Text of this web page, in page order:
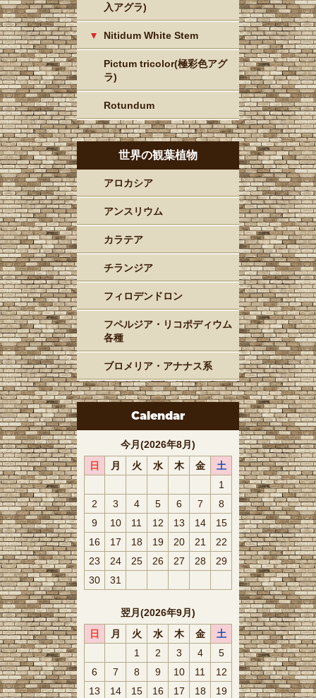
入アグラ)
Nitidum White Stem
Pictum tricolor(極彩色アグ
ラ)
Rotundum
世界の観葉植物
アロカシア
アンスリウム
カラテア
チランジア
フィロデンドロン
フペルジア・リコポディウム
各種
ブロメリア・アナナス系
Calendar
今月(2026年8月)
日
月 火 水 木 金
土
1
2
3 4 5 6 7
8
9
10 11 12 13 14
15
16
17 18 19 20 21
22
23
24 25 26 27 28
29
30
31
翌月(2026年9月)
日
月 火 水 木 金
土
1
2 3 4
5
6
7 8 9 10 11
12
13
14 15 16 17 18 19